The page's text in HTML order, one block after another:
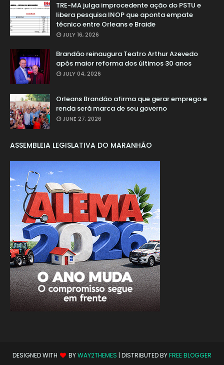
TRE-MA julga improcedente ação do PSTU e
libera pesquisa INOP que aponta empate
técnico entre Orleans e Braide
JULY 16, 2026
Brandão reinaugura Teatro Arthur Azevedo
após maior reforma dos últimos 30 anos
JULY 04, 2026
Orleans Brandão afirma que gerar emprego e
renda será marca de seu governo
JUNE 27, 2026
ASSEMBLEIA LEGISLATIVA DO MARANHÃO
DESIGNED WITH BYWAY2THEMES | DISTRIBUTED BYFREE BLOGGER